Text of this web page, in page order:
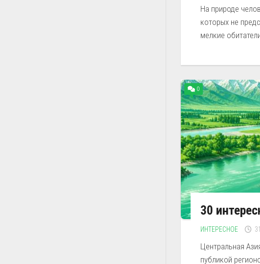
На природе
которых не
мелкие
0
30
ИНТЕРЕСНОЕ
Центральная
публикой